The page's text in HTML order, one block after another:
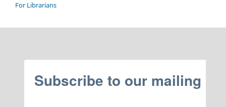
For Librarians